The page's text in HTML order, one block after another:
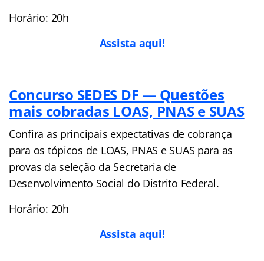
Horário: 20h
Assista aqui!
Concurso SEDES DF — Questões
mais cobradas LOAS, PNAS e SUAS
Confira as principais expectativas de cobrança
para os tópicos de LOAS, PNAS e SUAS para as
provas da seleção da Secretaria de
Desenvolvimento Social do Distrito Federal.
Horário: 20h
Assista aqui!